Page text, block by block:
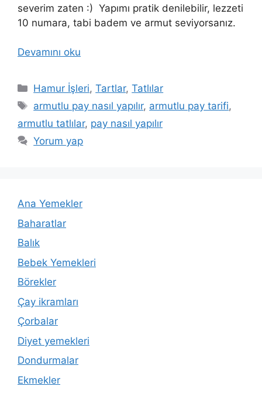
severim zaten :) Yapımı pratik denilebilir, lezzeti
10 numara, tabi badem ve armut seviyorsanız.
Devamını oku
Kategoriler
Hamur İşleri,Tartlar,Tatlılar
Etiketler
armutlu pay nasıl yapılır, armutlu pay tarifi,
armutlu tatlılar, pay nasıl yapılır
Yorum yap
Ana Yemekler
Baharatlar
Balık
Bebek Yemekleri
Börekler
Çay ikramları
Çorbalar
Diyet yemekleri
Dondurmalar
Ekmekler